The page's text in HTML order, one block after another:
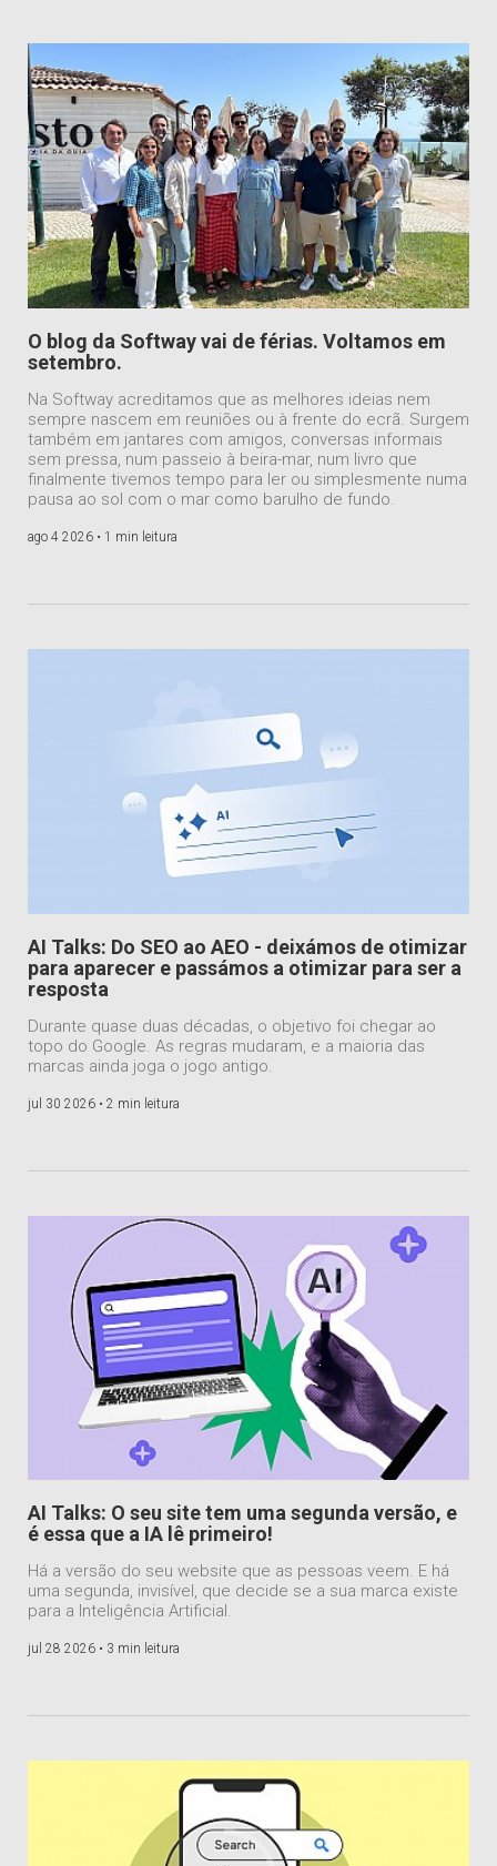
O blog da Softway vai de férias. Voltamos em
setembro.
Na Softway acreditamos que as melhores ideias nem
sempre nascem em reuniões ou à frente do ecrã. Surgem
também em jantares com amigos, conversas informais
sem pressa, num passeio à beira-mar, num livro que
finalmente tivemos tempo para ler ou simplesmente numa
pausa ao sol com o mar como barulho de fundo.
ago 4 2026 • 1 min leitura
AI Talks: Do SEO ao AEO - deixámos de otimizar
para aparecer e passámos a otimizar para ser a
resposta
Durante quase duas décadas, o objetivo foi chegar ao
topo do Google. As regras mudaram, e a maioria das
marcas ainda joga o jogo antigo.
jul 30 2026 • 2 min leitura
AI Talks: O seu site tem uma segunda versão, e
é essa que a IA lê primeiro!
Há a versão do seu website que as pessoas veem. E há
uma segunda, invisível, que decide se a sua marca existe
para a Inteligência Artificial.
jul 28 2026 • 3 min leitura